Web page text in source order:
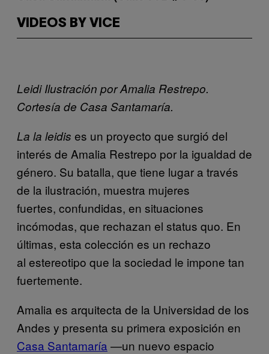
VIDEOS BY VICE
Leidi Ilustración por Amalia Restrepo.
Cortesía de Casa Santamaría.
La la leidis es un proyecto que surgió del
interés de Amalia Restrepo por la igualdad de
género. Su batalla, que tiene lugar a través
de la ilustración, muestra mujeres
fuertes, confundidas, en situaciones
incómodas, que rechazan el status quo. En
últimas, esta colección es un rechazo
al estereotipo que la sociedad le impone tan
fuertemente.
Amalia es arquitecta de la Universidad de los
Andes y presenta su primera exposición en
Casa Santamaría —un nuevo espacio